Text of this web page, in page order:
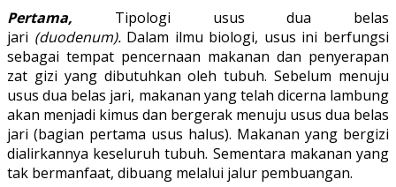
Pertama, Tipologi usus dua belas
jari (duodenum). Dalam ilmu biologi, usus ini berfungsi
sebagai tempat pencernaan makanan dan penyerapan
zat gizi yang dibutuhkan oleh tubuh. Sebelum menuju
usus dua belas jari, makanan yang telah dicerna lambung
akan menjadi kimus dan bergerak menuju usus dua belas
jari (bagian pertama usus halus). Makanan yang bergizi
dialirkannya keseluruh tubuh. Sementara makanan yang
tak bermanfaat, dibuang melalui jalur pembuangan.